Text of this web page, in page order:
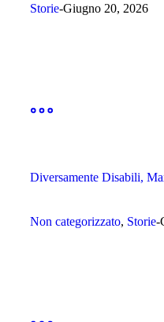
Storie Giugno 20, 2026
Diversamente Disabili,
Non categorizzato, Storie